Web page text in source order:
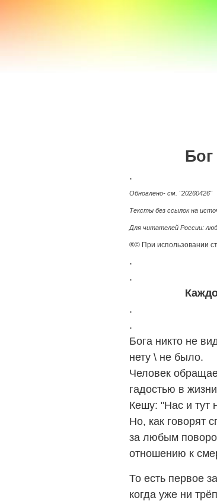
a100z.com
.
Обновлено- см. "20260426"
Тексты без ссылок на
Для читателей России:
®© При использовании
.
.
.
.
Бога никто не
нету \ не было.
Человек
гадостью в
Кешу: "Нас и тут
Но, как говорят
за любым
отношению к
То есть первое
когда уже ни трёп